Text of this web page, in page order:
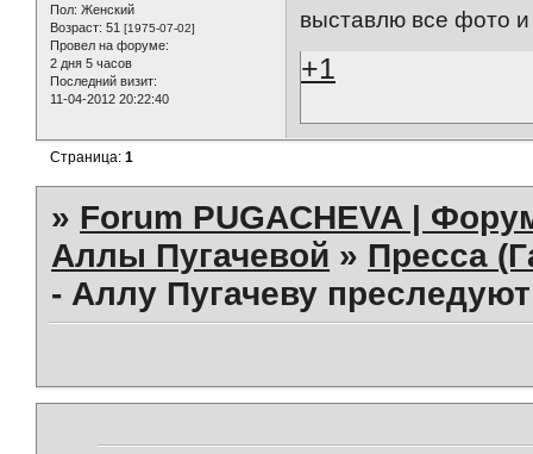
Пол: Женский
Возраст: 51 [1975-07-02]
Провел на форуме:
2 дня 5 часов
Последний визит:
11-04-2012 20:22:40
выставлю все фото
+1
Страница:1
» Forum PUGACHEVA |
Аллы Пугачевой » Пресса
- Аллу Пугачеву